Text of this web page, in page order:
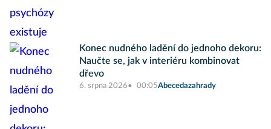
Konec nudného ladění do jednoho dekoru:
Naučte se, jak v interiéru kombinovat
dřevo
6. srpna 2026 00:05Abecedazahrady